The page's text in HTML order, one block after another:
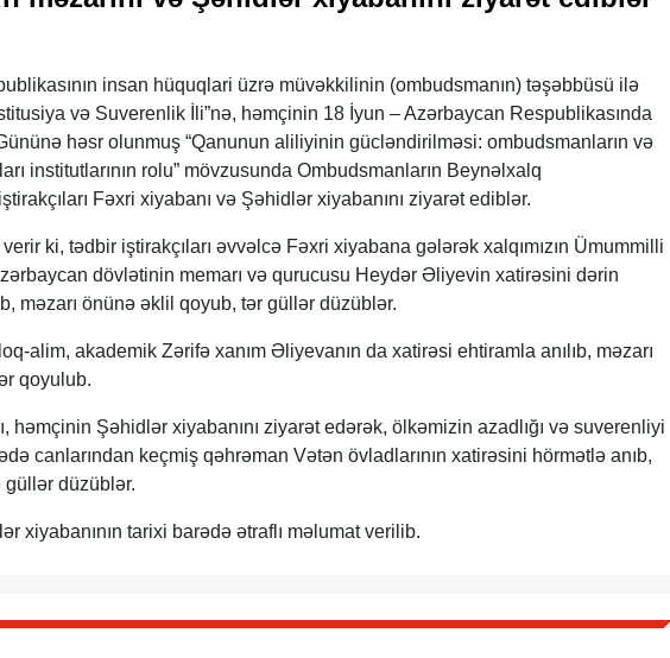
insan hüquqlari üzrə müvəkkilinin (ombudsmanın) təşəbbüsü ilə
və Suverenlik İli”nə, həmçinin 18 İyun – Azərbaycan Respublikasında
həsr olunmuş “Qanunun aliliyinin gücləndirilməsi: ombudsmanların və
institutlarının rolu” mövzusunda Ombudsmanların Beynəlxalq
Fəxri xiyabanı və Şəhidlər xiyabanını ziyarət ediblər.
ki, tədbir iştirakçıları əvvəlcə Fəxri xiyabana gələrək xalqımızın Ümummilli
dövlətinin memarı və qurucusu Heydər Əliyevin xatirəsini dərin
məzarı önünə əklil qoyub, tər güllər düzüblər.
alim, akademik Zərifə xanım Əliyevanın da xatirəsi ehtiramla anılıb, məzarı
qoyulub.
həmçinin Şəhidlər xiyabanını ziyarət edərək, ölkəmizin azadlığı və suverenliyi
canlarından keçmiş qəhrəman Vətən övladlarının xatirəsini hörmətlə anıb,
güllər düzüblər.
xiyabanının tarixi barədə ətraflı məlumat verilib.